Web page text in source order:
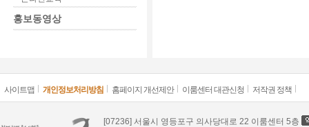
홍보동영상
사이트맵 개인정보처리방침 홈페이지 개선제안 이룸센터 대관신청 저작권 정책
[07236] 서울시 영등포구 의사당대로 22 이룸센터 5층